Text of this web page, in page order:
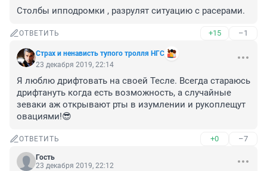
Столбы ипподромки , разрулят ситуацию с расерами.
ОТВЕТИТЬ +15 –1
Cтрах и ненависть тупoго тролля НГС
23 декабря 2019, 22:14
Я люблю дрифтовать на своей Тесле. Всегда стараюсь
дрифтануть когда есть возможность, а случайные
зеваки аж открывают рты в изумлении и рукоплещут
овациями!😎
ОТВЕТИТЬ +0 –7
Гость
23 декабря 2019, 22:12